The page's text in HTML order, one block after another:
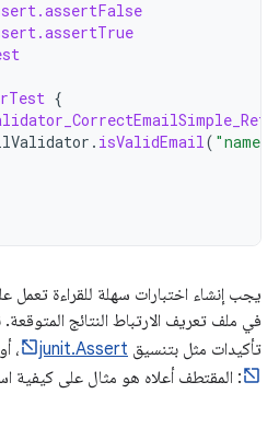
{
. isValidEmail(
يجب إنشاء اختبارات سهلة للقراءة تعمل
في ملف تعريف الارتباط النتائج
تأكيدات مثل بتنسيق junit.Assert ، أو
: المقتطف أعلاه هو مثال على كيفية